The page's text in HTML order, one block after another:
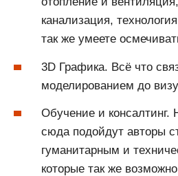
канализация,
так же умеете
3D Графика. Всё что
моделированием до
Обучение и
сюда подойдут авторы
гуманитарным и
которые так же